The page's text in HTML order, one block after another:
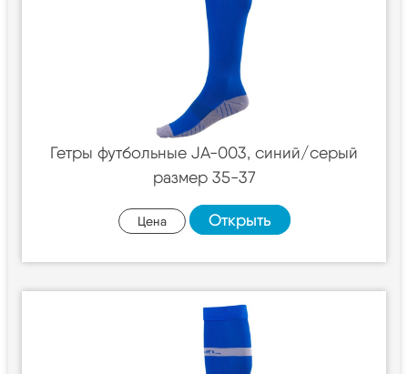
Гетры футбольные JA-003, синий/серый
размер 35-37
Цена Открыть